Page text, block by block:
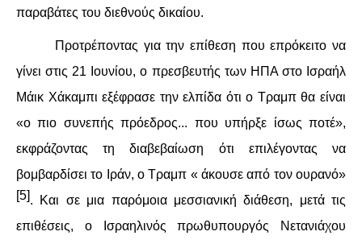
παραβάτες του διεθνούς δικαίου.
Προτρέποντας για την επίθεση που επρόκειτο να
γίνει στις 21 Ιουνίου, ο πρεσβευτής των ΗΠΑ στο Ισραήλ
Μάικ Χάκαμπι εξέφρασε την ελπίδα ότι ο Τραμπ θα είναι
«ο πιο συνεπής πρόεδρος... που υπήρξε ίσως ποτέ»,
εκφράζοντας τη διαβεβαίωση ότι επιλέγοντας να
βομβαρδίσει το Ιράν, ο Τραμπ « άκουσε από τον ουρανό»
[5]. Και σε μια παρόμοια μεσσιανική διάθεση, μετά τις
επιθέσεις, ο Ισραηλινός πρωθυπουργός Νετανιάχου